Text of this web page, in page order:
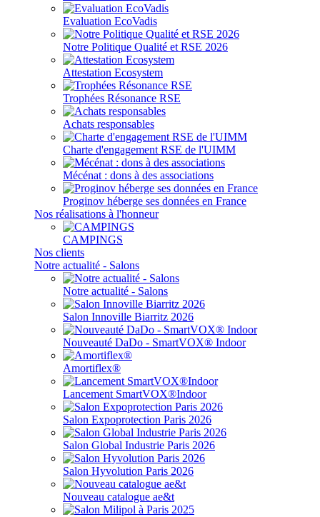
Evaluation EcoVadis
Notre Politique Qualité et RSE 2026
Attestation Ecosystem
Trophées Résonance RSE
Achats responsables
Charte d'engagement RSE de l'UIMM
Mécénat : dons à des associations
Proginov héberge ses données en France
Nos réalisations à l'honneur
CAMPINGS
Nos clients
Notre actualité - Salons
Notre actualité - Salons
Salon Innoville Biarritz 2026
Nouveauté DaDo - SmartVOX® Indoor
Amortiflex®
Lancement SmartVOX®Indoor
Salon Expoprotection Paris 2026
Salon Global Industrie Paris 2026
Salon Hyvolution Paris 2026
Nouveau catalogue ae&t